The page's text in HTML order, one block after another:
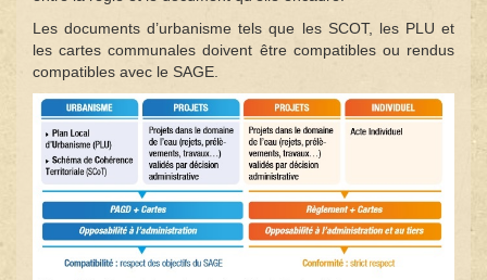
Les documents d’urbanisme tels que les SCOT, les PLU et
les cartes communales doivent être compatibles ou rendus
compatibles avec le SAGE.